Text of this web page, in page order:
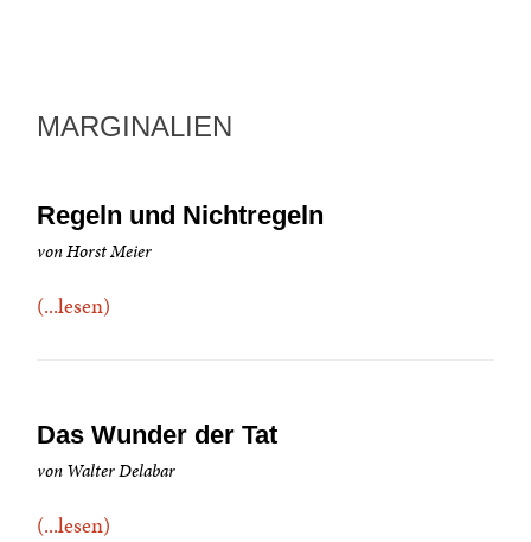
MARGINALIEN
Regeln und Nichtregeln
von Horst Meier
(...lesen)
Das Wunder der Tat
von Walter Delabar
(...lesen)